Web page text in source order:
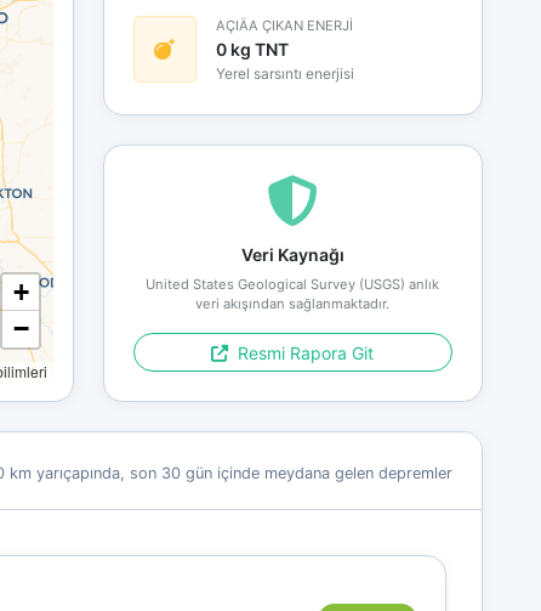
+
−
AÇIÄA ÇIKAN ENERJİ
0 kg TNT
Yerel sarsıntı enerjisi
Veri Kaynağı
United States Geological Survey (USGS) anlık
veri akışından sağlanmaktadır.
Resmi Rapora Git
km yarıçapında, son 30 gün içinde meydana gelen depremler